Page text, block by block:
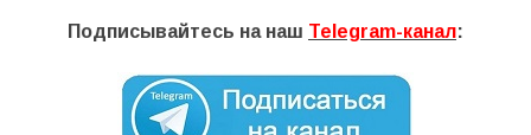
Подписывайтесь на наш Telegram-канал: